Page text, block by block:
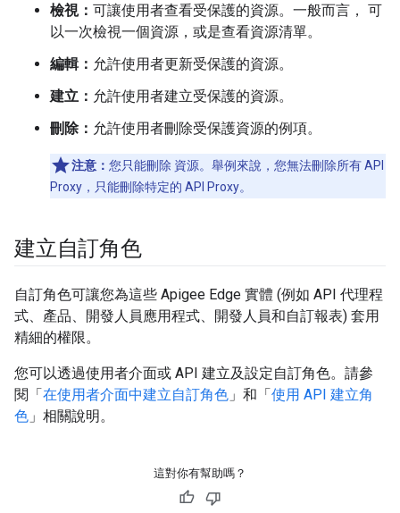
檢視： 可讓使用者查看受保護的資源。一般而言， 可
以一次檢視一個資源，或是查看資源清單。
編輯： 允許使用者更新受保護的資源。
建立： 允許使用者建立受保護的資源。
刪除： 允許使用者刪除受保護資源的例項。
注意： 您只能刪除 資源。舉例來說，您無法刪除所有 API
Proxy，只能刪除特定的 API Proxy。
建立自訂角色
自訂角色可讓您為這些 Apigee Edge 實體 (例如 API 代理程
式、產品、開發人員應用程式、開發人員和自訂報表) 套用
精細的權限。
您可以透過使用者介面或 API 建立及設定自訂角色。請參
閱「在使用者介面中建立自訂角色 」和「使用 API 建立角
色 」相關說明。
這對你有幫助嗎？